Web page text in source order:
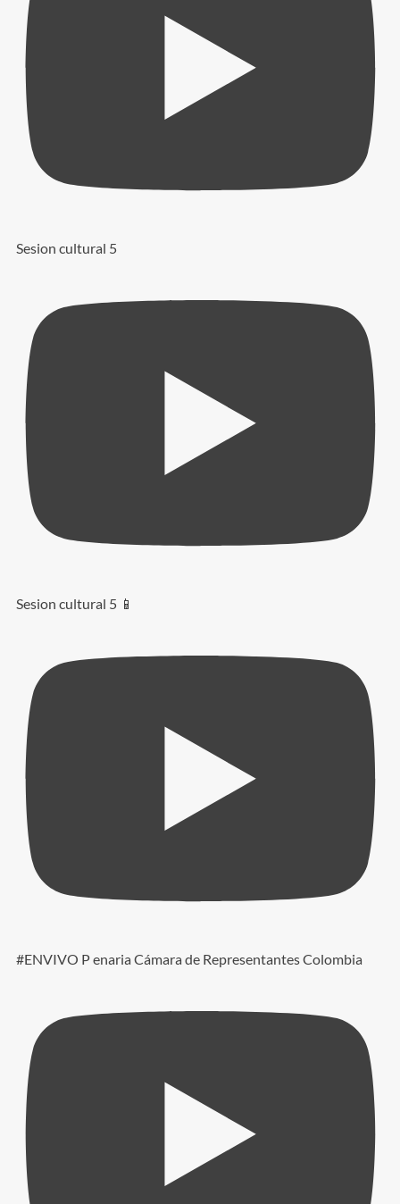
Sesion cultural 5
Sesion cultural 5 📱
#ENVIVO P enaria Cámara de Representantes Colombia